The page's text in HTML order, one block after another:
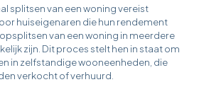
splitsen van een woning vereist
huiseigenaren die hun rendement
van een woning in meerdere
zijn. Dit proces stelt hen in staat om
in zelfstandige wooneenheden, die
verkocht of verhuurd.